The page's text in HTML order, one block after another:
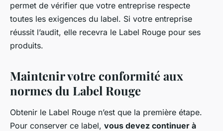
permet de vérifier que votre entreprise respecte
toutes les exigences du label. Si votre entreprise
réussit l’audit, elle recevra le Label Rouge pour ses
produits.
Maintenir votre conformité aux
normes du Label Rouge
Obtenir le Label Rouge n’est que la première étape.
Pour conserver ce label, vous devez continuer à